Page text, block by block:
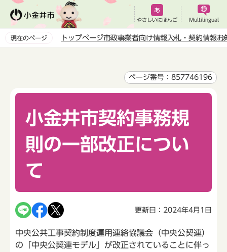
ペ
やさしいにほんご Multilingual
現在のページ トップページ市政事業者向け情報 入札・契約情報お
ページ番号：857746196
小金井市契約事務規
則の一部改正につい
て
更新日：2024年4月1日
中央公共工事契約制度運用連絡協議会（中央公契連）
の「中央公契連モデル」が改正されていることに伴っ